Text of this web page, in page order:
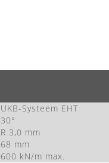
UKB-Systeem EHT
30°
R 3,0 mm
68 mm
600 kN/m max.